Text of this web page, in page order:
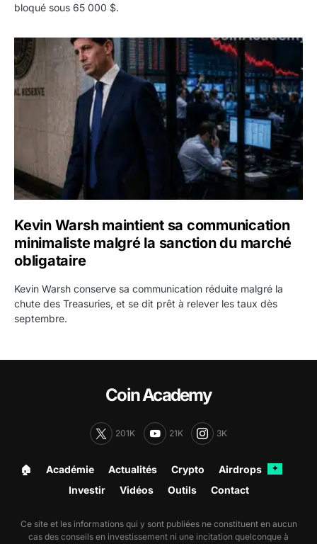
bloqué sous 65 000 $.
Kevin Warsh maintient sa communication minimaliste
Kevin Warsh maintient sa communication
minimaliste malgré la sanction du marché
obligataire
Kevin Warsh conserve sa communication réduite malgré la
chute des Treasuries, et se dit prêt à relever les taux dès
septembre.
Coin Academy
201K 21K 3K
🏠︎ Académie Actualités Crypto Airdrops ✦
Investir Vidéos Outils Contact
Ce site et les informations qui y sont publiées ne constituent en aucun
cas des conseils en investissement ni une incitation quelconque à